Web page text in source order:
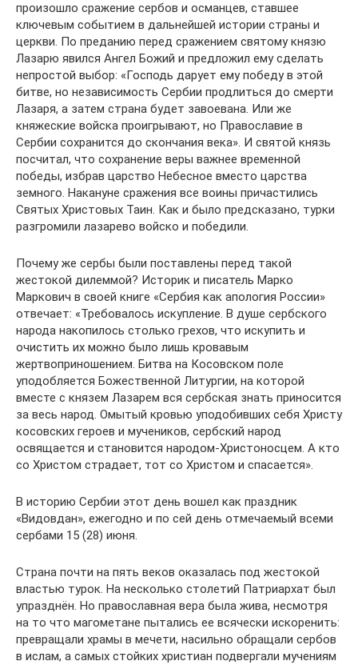
произошло сражение сербов и османцев, ставшее
ключевым событием в дальнейшей истории страны и
церкви. По преданию перед сражением святому князю
Лазарю явился Ангел Божий и предложил ему сделать
непростой выбор: «Господь дарует ему победу в этой
битве, но независимость Сербии продлиться до смерти
Лазаря, а затем страна будет завоевана. Или же
княжеские войска проигрывают, но Православие в
Сербии сохранится до скончания века». И святой князь
посчитал, что сохранение веры важнее временной
победы, избрав царство Небесное вместо царства
земного. Накануне сражения все воины причастились
Святых Христовых Таин. Как и было предсказано, турки
разгромили лазарево войско и победили.
Почему же сербы были поставлены перед такой
жестокой дилеммой? Историк и писатель Марко
Маркович в своей книге «Сербия как апология России»
отвечает: «Требовалось искупление. В душе сербского
народа накопилось столько грехов, что искупить и
очистить их можно было лишь кровавым
жертвоприношением. Битва на Косовском поле
уподобляется Божественной Литургии, на которой
вместе с князем Лазарем вся сербская знать приносится
за весь народ. Омытый кровью уподобивших себя Христу
косовских героев и мучеников, сербский народ
освящается и становится народом-Христоносцем. А кто
со Христом страдает, тот со Христом и спасается».
В историю Сербии этот день вошел как праздник
«Видовдан», ежегодно и по сей день отмечаемый всеми
сербами 15 (28) июня.
Страна почти на пять веков оказалась под жестокой
властью турок. На несколько столетий Патриархат был
упразднён. Но православная вера была жива, несмотря
на то что магометане пытались ее всячески искоренить:
превращали храмы в мечети, насильно обращали сербов
в ислам, а самых стойких христиан подвергали мучениям